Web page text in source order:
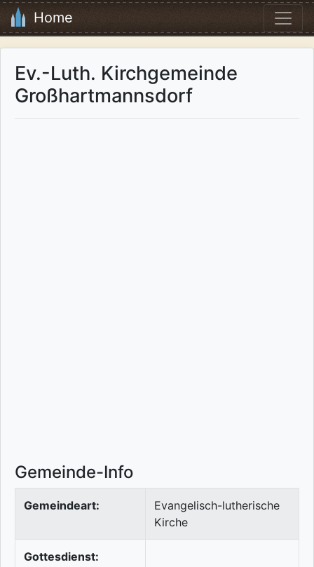
Home
Ev.-Luth. Kirchgemeinde
Großhartmannsdorf
Gemeinde-Info
Gemeindeart:
Evangelisch-lutherische
Kirche
Gottesdienst: